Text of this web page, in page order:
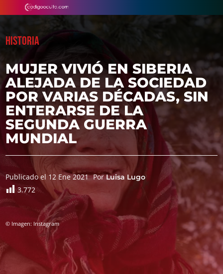
HISTORIA
MUJER VIVIÓ EN SIBERIA
ALEJADA DE LA SOCIEDAD
POR VARIAS DÉCADAS, SIN
ENTERARSE DE LA
SEGUNDA GUERRA
MUNDIAL
Publicado el 12 Ene 2021 PorLuisa Lugo
3.772
© Imagen: Instagram